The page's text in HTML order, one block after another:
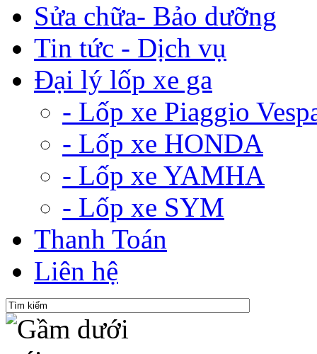
Sửa chữa- Bảo dưỡng
Tin tức - Dịch vụ
Đại lý lốp xe ga
- Lốp xe Piaggio
- Lốp xe HONDA
- Lốp xe YAMHA
- Lốp xe SYM
Thanh Toán
Liên hệ